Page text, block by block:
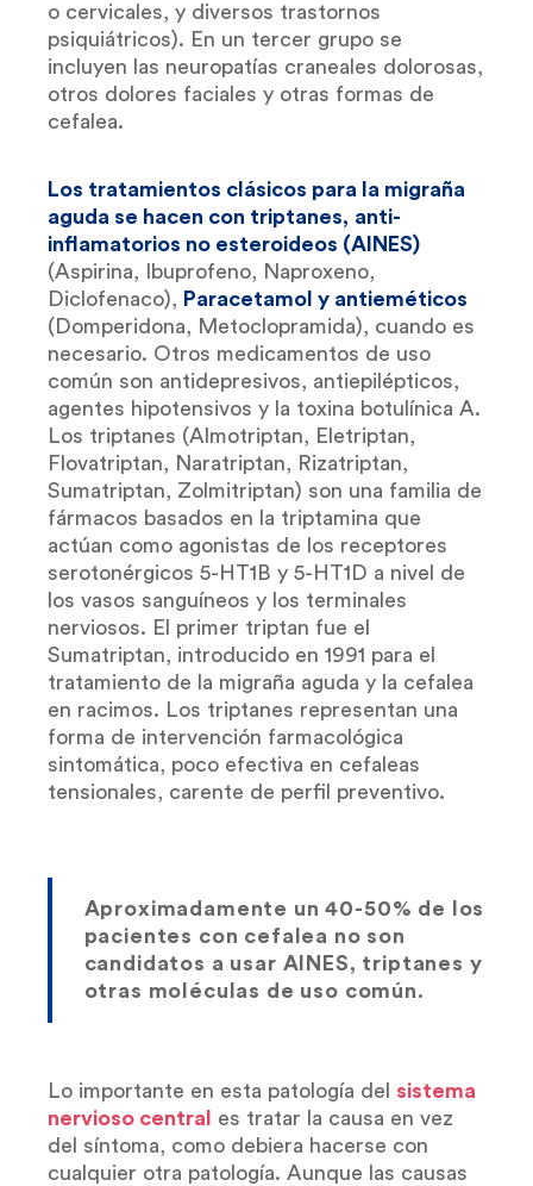
o cervicales, y diversos trastornos
psiquiátricos). En un tercer grupo se
incluyen las neuropatías craneales dolorosas,
otros dolores faciales y otras formas de
cefalea.
Los tratamientos clásicos para la migraña
aguda se hacen con triptanes, anti-
inflamatorios no esteroideos (AINES)
(Aspirina, Ibuprofeno, Naproxeno,
Diclofenaco), Paracetamol y antieméticos
(Domperidona, Metoclopramida), cuando es
necesario. Otros medicamentos de uso
común son antidepresivos, antiepilépticos,
agentes hipotensivos y la toxina botulínica A.
Los triptanes (Almotriptan, Eletriptan,
Flovatriptan, Naratriptan, Rizatriptan,
Sumatriptan, Zolmitriptan) son una familia de
fármacos basados en la triptamina que
actúan como agonistas de los receptores
serotonérgicos 5-HT1B y 5-HT1D a nivel de
los vasos sanguíneos y los terminales
nerviosos. El primer triptan fue el
Sumatriptan, introducido en 1991 para el
tratamiento de la migraña aguda y la cefalea
en racimos. Los triptanes representan una
forma de intervención farmacológica
sintomática, poco efectiva en cefaleas
tensionales, carente de perfil preventivo.
Aproximadamente un 40-50% de los
pacientes con cefalea no son
candidatos a usar AINES, triptanes y
otras moléculas de uso común.
Lo importante en esta patología del sistema
nervioso central
es tratar la causa en vez
del síntoma, como debiera hacerse con
cualquier otra patología. Aunque las causas